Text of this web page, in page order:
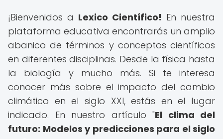
¡Bienvenidos a Lexico Científico! En nuestra
plataforma educativa encontrarás un amplio
abanico de términos y conceptos científicos
en diferentes disciplinas. Desde la física hasta
la biología y mucho más. Si te interesa
conocer más sobre el impacto del cambio
climático en el siglo XXI, estás en el lugar
indicado. En nuestro artículo "El clima del
futuro: Modelos y predicciones para el siglo